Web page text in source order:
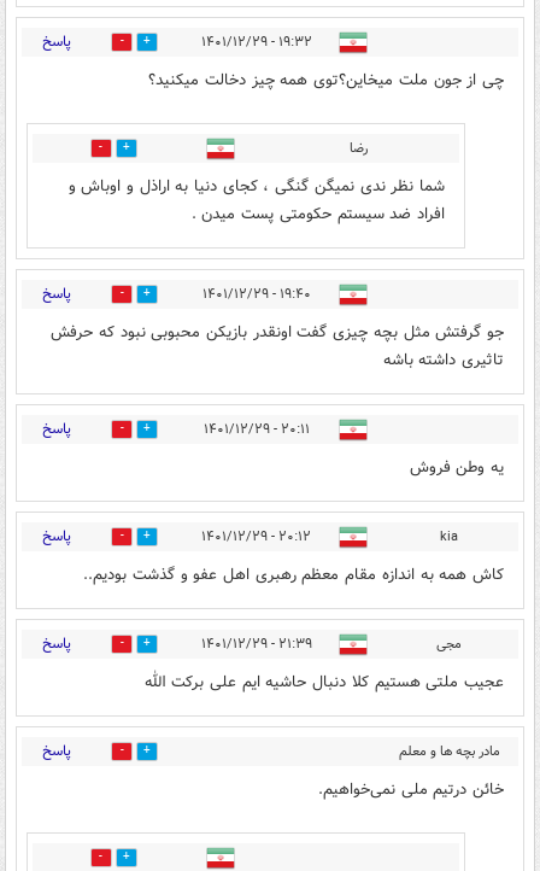
۱۹:۳۲ - ۱۴۰۱/۱۲/۲۹ 4 پاسخ
چی از جون ملت میخاین؟توی همه چیز دخالت میکنید؟
رضا 0
شما نظر ندی نمیگن گنگی ، کجای دنیا به اراذل و اوباش و
افراد ضد سیستم حکومتی پست میدن .
۱۹:۴۰ - ۱۴۰۱/۱۲/۲۹ 2 پاسخ
جو گرفتش مثل بچه چیزی گفت اونقدر بازیکن محبوبی نبود که حرفش
تاثیری داشته باشه
۲۰:۱۱ - ۱۴۰۱/۱۲/۲۹ 1 پاسخ
یه وطن فروش
kia ۲۰:۱۲ - ۱۴۰۱/۱۲/۲۹ 2 پاسخ
کاش همه به اندازه مقام معظم رهبری اهل عفو و گذشت بودیم..
مجی ۲۱:۳۹ - ۱۴۰۱/۱۲/۲۹ 2 پاسخ
عجیب ملتی هستیم کلا دنبال حاشیه ایم علی برکت الله
مادر بچه ها و معلم
مدرسه
1 پاسخ
خائن درتیم ملی نمی‌خواهیم.
1